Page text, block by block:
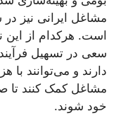
مشاغل ایرانی نیز
است. هرکدام از این
سعی در تسهیل
دارند و می‌توانند با
مشاغل کمک کنند تا
خود شوند.